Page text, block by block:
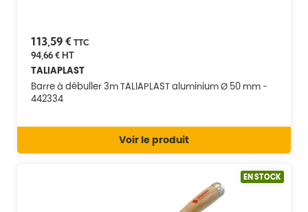
113,59 € TTC
94,66 €HT
TALIAPLAST
Barre à débuller 3m TALIAPLAST aluminium Ø 50 mm -
442334
Voir le produit
EN STOCK